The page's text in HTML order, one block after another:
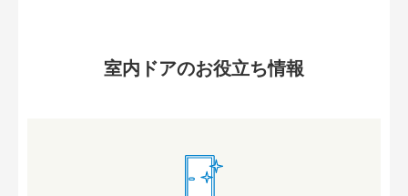
室内ドアのお役立ち情報